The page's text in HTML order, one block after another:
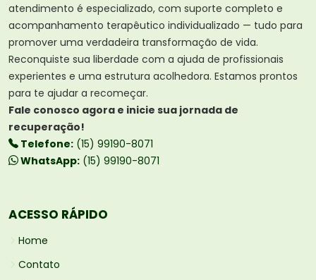
atendimento é especializado, com suporte completo e
acompanhamento terapêutico individualizado — tudo para
promover uma verdadeira transformação de vida.
Reconquiste sua liberdade com a ajuda de profissionais
experientes e uma estrutura acolhedora. Estamos prontos
para te ajudar a recomeçar.
Fale conosco agora e inicie sua jornada de
recuperação!
Telefone: (15) 99190-8071
WhatsApp: (15) 99190-8071
ACESSO RÁPIDO
Home
Contato